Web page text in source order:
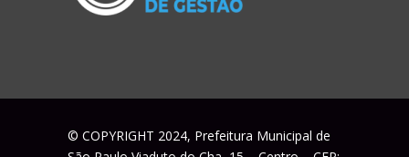
© COPYRIGHT 2024, Prefeitura Municipal de